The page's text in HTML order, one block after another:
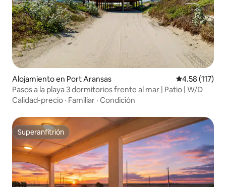
Alojamiento en Port Aransas Calificación
4.58 (117)
Pasos a la playa 3 dormitorios frente al mar | Patio | W/D
Calidad-precio · Familiar · Condición
Superanfitrión
Superanfitrión